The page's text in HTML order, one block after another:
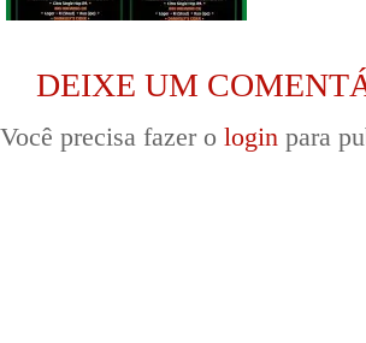
DEIXE UM
Você precisa fazer o login para